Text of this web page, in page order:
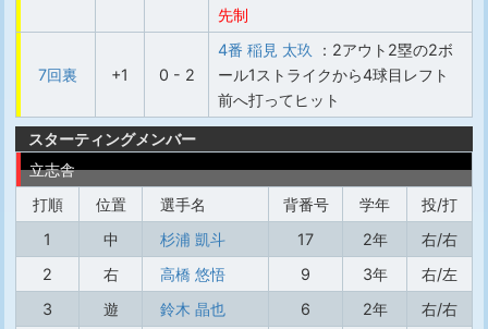
先制
7回裏 +1 0 - 2
4番 稲見 太玖
：2アウト2塁の2ボ
ール1ストライクから4球目レフト
前へ打ってヒット
スターティングメンバー
立志舎
打順
位置 選手名 背番号 学年
投/打
1
中 杉浦 凱斗 17 2年
右/右
2
右 高橋 悠悟 9 3年
右/左
3
遊 鈴木 晶也 6 2年
右/右